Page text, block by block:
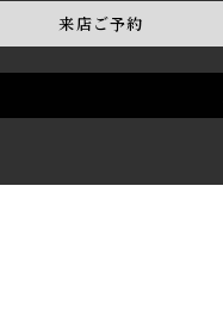
来店ご予約